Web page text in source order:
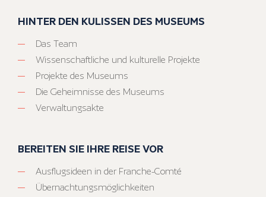
HINTER DEN KULISSEN DES MUSEUMS
Das Team
Wissenschaftliche und kulturelle Projekte
Projekte des Museums
Die Geheimnisse des Museums
Verwaltungsakte
BEREITEN SIE IHRE REISE VOR
Ausflugsideen in der Franche-Comté
Übernachtungsmöglichkeiten